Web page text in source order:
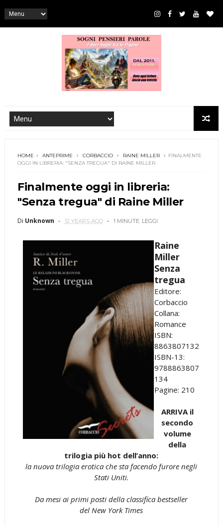
HOME ANTEPRIME CORBACCIO RAINE MILLER
FINALMENTE
OGGI IN LIBRERIA: "SENZA TREGUA" DI RAINE MILLER
Finalmente oggi in libreria:
"Senza tregua" di Raine Miller
Di Unknown 12 YEARS AGO 1 MINUTE LEGGI
Raine
Miller
Senza
tregua
Editore:
Corbaccio
Collana:
Romance
ISBN:
8863807132
ISBN-13:
9788863807
134
Pagine: 210
ARRIVA il
secondo
volume
della
trilogia più hot dell’anno:
la nuova trilogia erotica che sta facendo furore negli
Stati Uniti.
Da mesi ai primi posti della classifica bestseller
del New York Times